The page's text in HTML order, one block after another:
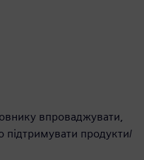
впроваджувати,
підтримувати продукти/